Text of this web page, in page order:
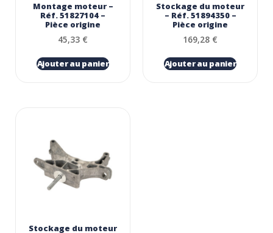
Montage moteur –
Réf. 51827104 –
Pièce origine
45,33 €
Ajouter au panier
Stockage du moteur
– Réf. 51894350 –
Pièce origine
169,28 €
Ajouter au panier
Stockage du moteur